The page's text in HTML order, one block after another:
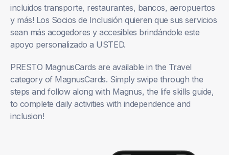
incluidos transporte, restaurantes, bancos, aeropuertos
y más! Los Socios de Inclusión quieren que sus servicios
sean más acogedores y accesibles brindándole este
apoyo personalizado a USTED.
PRESTO MagnusCards are available in the Travel
category of MagnusCards. Simply swipe through the
steps and follow along with Magnus, the life skills guide,
to complete daily activities with independence and
inclusion!